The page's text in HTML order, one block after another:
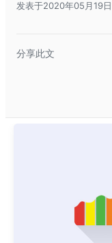
发表于2020年05月19日
分享此文